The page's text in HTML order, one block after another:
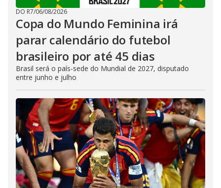
DO R7/06/08/2026
Copa do Mundo Feminina irá
parar calendário do futebol
brasileiro por até 45 dias
Brasil será o país-sede do Mundial de 2027, disputado
entre junho e julho